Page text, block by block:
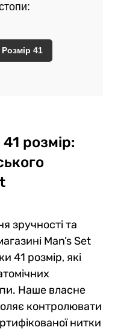
Розмір 41
розмір:
зручності та
Man’s Set
41 розмір, які
Наше власне
контролювати
нитки